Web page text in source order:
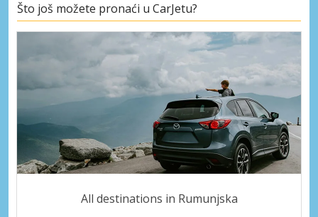
Što još možete pronaći u CarJetu?
All destinations in Rumunjska